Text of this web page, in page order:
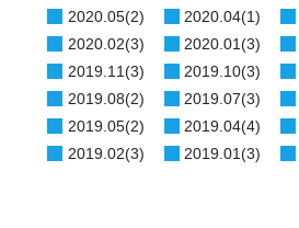
2020.05(2)
2020.04(1)
2020.02(3)
2020.01(3)
2019.11(3)
2019.10(3)
2019.08(2)
2019.07(3)
2019.05(2)
2019.04(4)
2019.02(3)
2019.01(3)